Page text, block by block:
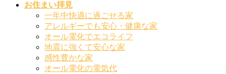
お住まい拝見
一年中快適に過ごせる家
アレルギーでも安心・健康な家
オール電化でエコライフ
地震に強くて安心な家
感性豊かな家
オール電化の電気代